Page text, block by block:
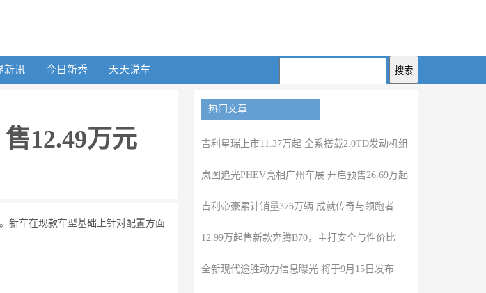
新讯 今日新秀 天天说车
12.49万元
新车在现款车型基础上针对配置方面
热门文章
吉利星瑞上市11.37万起 全系搭载2.0TD发动机组
岚图追光PHEV亮相广州车展 开启预售26.69万起
吉利帝豪累计销量376万辆 成就传奇与领跑者
12.99万起售新款奔腾B70，主打安全与性价比
全新现代途胜动力信息曝光 将于9月15日发布